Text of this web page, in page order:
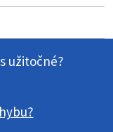
užitočné?